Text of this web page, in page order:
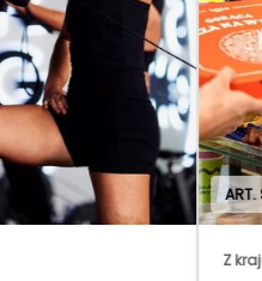
ART. SPOŻYWCZE I FMCG